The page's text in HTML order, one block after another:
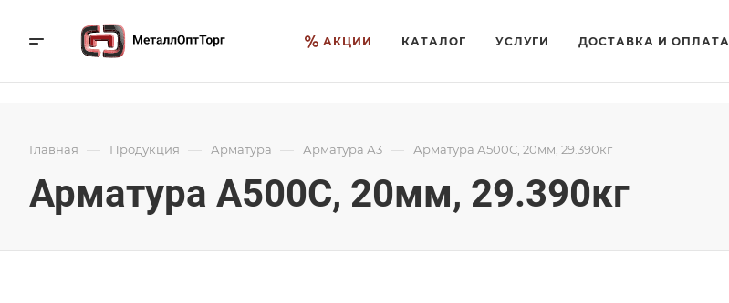
АКЦИИ КАТАЛОГ УСЛУГИ ДОСТАВКА И ОПЛАТА
Главная — Продукция — Арматура — Арматура А3 — Арматура А500С, 20мм, 29.390кг
Арматура А500С, 20мм, 29.390кг